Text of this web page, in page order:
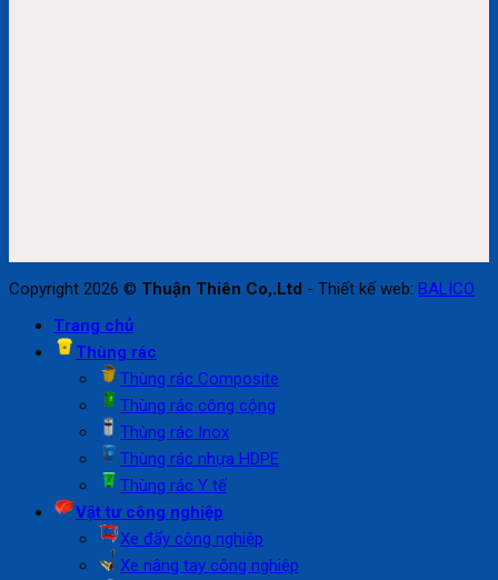
Copyright 2026 © Thuận Thiên Co,.Ltd - Thiết kế web: BALICO
Trang chủ
Thùng rác
Thùng rác Composite
Thùng rác công cộng
Thùng rác Inox
Thùng rác nhựa HDPE
Thùng rác Y tế
Vật tư công nghiệp
Xe đẩy công nghiệp
Xe nâng tay công nghiệp